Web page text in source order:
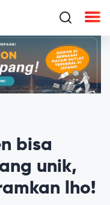
bisa
unik,
lho!